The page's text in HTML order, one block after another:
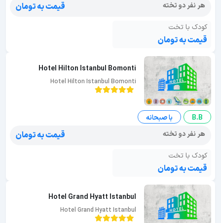
هر نفر دو تخته قیمت به تومان
کودک با تخت
قیمت به تومان
Hotel Hilton Istanbul Bomonti
Hotel Hilton Istanbul Bomonti
B.B
با صبحانه
هر نفر دو تخته
قیمت به تومان
کودک با تخت
قیمت به تومان
Hotel Grand Hyatt Istanbul
Hotel Grand Hyatt Istanbul